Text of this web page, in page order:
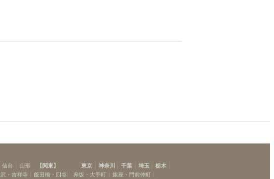
仙台 山形 【関東】 東京 神奈川 千葉 埼玉
栃木
・吉祥寺 飯田橋・四谷 赤坂・大手町
銀座・門前仲町